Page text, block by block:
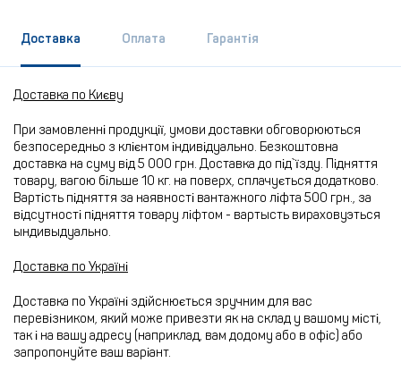
Доставка Оплата Гарантія
Доставка по Києву
При замовленні продукції, умови доставки обговорюються
безпосередньо з клієнтом індивідуально. Безкоштовна
доставка на суму від 5 000 грн. Доставка до під`їзду. Підняття
товару, вагою більше 10 кг. на поверх, сплачується додатково.
Вартість підняття за наявності вантажного ліфта 500 грн., за
відсутності підняття товару ліфтом - вартысть вираховуэться
ындивыдуально.
Доставка по Україні
Доставка по Україні здійснюється зручним для вас
перевізником, який може привезти як на склад у вашому місті,
так і на вашу адресу (наприклад, вам додому або в офіс) або
запропонуйте ваш варіант.